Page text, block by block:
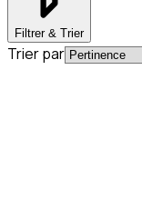
Filtrer & Trier
Trier par